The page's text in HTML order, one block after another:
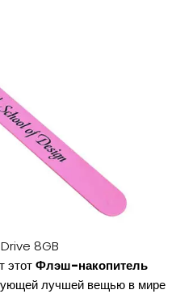
8GB
этотФлэш-накопитель
лучшей вещью в мире